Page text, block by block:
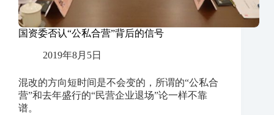
国资委否认“公私合营”背后的信号
2019年8月5日
混改的方向短时间是不会变的，所谓的“公私合
营”和去年盛行的“民营企业退场”论一样不靠
谱。